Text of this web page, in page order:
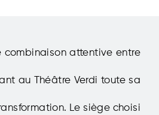
combinaison attentive entre
au Théâtre Verdi toute sa
Le siège choisi